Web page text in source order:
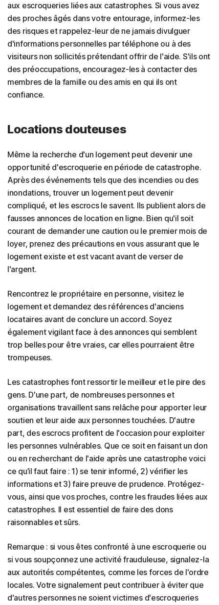
aux escroqueries liées aux catastrophes. Si vous avez
des proches âgés dans votre entourage, informez-les
des risques et rappelez-leur de ne jamais divulguer
d'informations personnelles par téléphone ou à des
visiteurs non sollicités prétendant offrir de l'aide. S'ils ont
des préoccupations, encouragez-les à contacter des
membres de la famille ou des amis en qui ils ont
confiance.
Locations douteuses
Même la recherche d'un logement peut devenir une
opportunité d'escroquerie en période de catastrophe.
Après des événements tels que des incendies ou des
inondations, trouver un logement peut devenir
compliqué, et les escrocs le savent. Ils publient alors de
fausses annonces de location en ligne. Bien qu'il soit
courant de demander une caution ou le premier mois de
loyer, prenez des précautions en vous assurant que le
logement existe et est vacant avant de verser de
l'argent.
Rencontrez le propriétaire en personne, visitez le
logement et demandez des références d'anciens
locataires avant de conclure un accord. Soyez
également vigilant face à des annonces qui semblent
trop belles pour être vraies, car elles pourraient être
trompeuses.
Les catastrophes font ressortir le meilleur et le pire des
gens. D'une part, de nombreuses personnes et
organisations travaillent sans relâche pour apporter leur
soutien et leur aide aux personnes touchées. D'autre
part, des escrocs profitent de l'occasion pour exploiter
les personnes vulnérables. Que ce soit en faisant un don
ou en recherchant de l'aide après une catastrophe voici
ce qu’il faut faire : 1) se tenir informé, 2) vérifier les
informations et 3) faire preuve de prudence. Protégez-
vous, ainsi que vos proches, contre les fraudes liées aux
catastrophes. Il est essentiel de faire des dons
raisonnables et sûrs.
Remarque : si vous êtes confronté à une escroquerie ou
si vous soupçonnez une activité frauduleuse, signalez-la
aux autorités compétentes, comme les forces de l'ordre
locales. Votre signalement peut contribuer à éviter que
d'autres personnes ne soient victimes d'escroqueries